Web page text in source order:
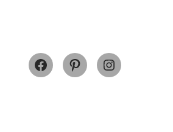
Facebook
PinterestInstagram